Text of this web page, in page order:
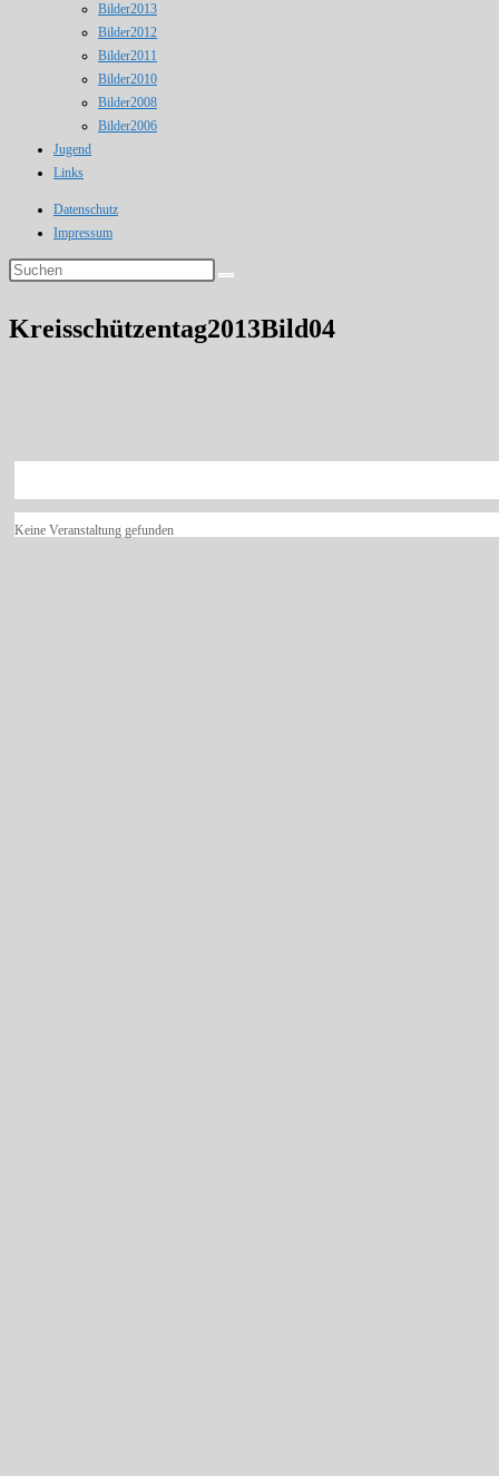
Bilder2013
Bilder2012
Bilder2011
Bilder2010
Bilder2008
Bilder2006
Jugend
Links
Datenschutz
Impressum
Kreisschützentag2013Bild04
Keine Veranstaltung gefunden